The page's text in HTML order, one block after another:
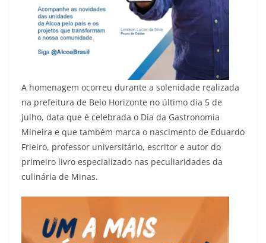
A homenagem ocorreu durante a solenidade realizada
na prefeitura de Belo Horizonte no último dia 5 de
julho, data que é celebrada o Dia da Gastronomia
Mineira e que também marca o nascimento de Eduardo
Frieiro, professor universitário, escritor e autor do
primeiro livro especializado nas peculiaridades da
culinária de Minas.